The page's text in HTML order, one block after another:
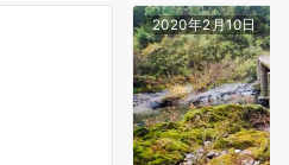
2020年2月10日